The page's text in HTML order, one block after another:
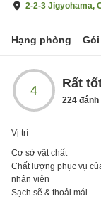
2-2-3 Jigyohama,
Hạng phòng
4 Rất
224
Vị trí
Cơ sở vật chất
Chất lượng phục vụ
nhân viên
Sạch sẽ & thoải mái